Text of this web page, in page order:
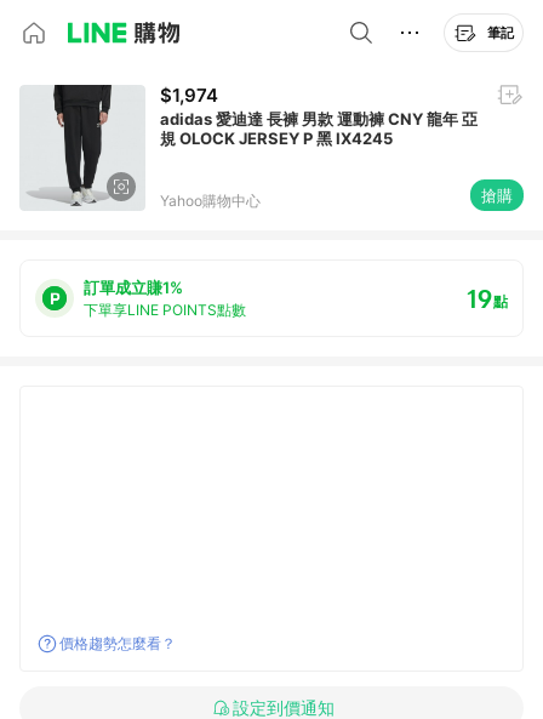
筆記
$1,974
adidas 愛迪達 長褲 男款 運動褲 CNY 龍年 亞
規 OLOCK JERSEY P 黑 IX4245
Yahoo購物中心 搶購
訂單成立賺1%
下單享LINE POINTS點數 19點
價格趨勢怎麼看？
設定到價通知